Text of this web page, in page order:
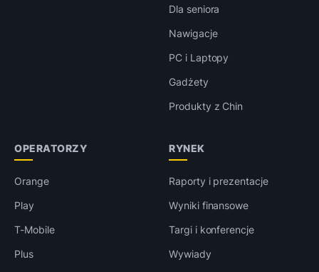
Dla seniora
Nawigacje
PC i Laptopy
Gadżety
Produkty z Chin
OPERATORZY
Orange
Play
T-Mobile
Plus
RYNEK
Raporty i prezentacje
Wyniki finansowe
Targi i konferencje
Wywiady